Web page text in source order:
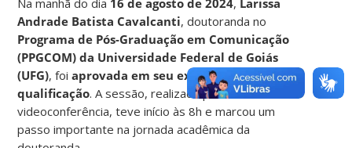
Andrade Batista Cavalcanti, doutoranda no
Programa de Pós-Graduação em Comunicação
(PPGCOM) da Universidade Federal de Goiás
(UFG), foiaprovada em seu exame de
qualificação. A sessão, realizada por
videoconferência, teve início às 8h e marcou um
passo importante na jornada acadêmica da